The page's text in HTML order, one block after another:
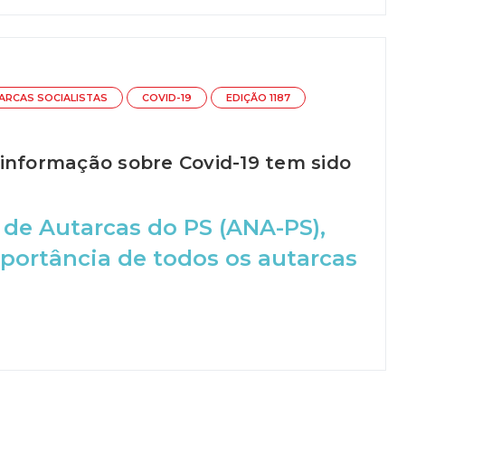
SOCIALISTAS COVID-19 EDIÇÃO 1187
sobre Covid-19 tem sido
Autarcas do PS (ANA-PS),
de todos os autarcas